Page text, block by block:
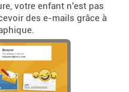
votre enfant n'est pas
des e-mails grâce à